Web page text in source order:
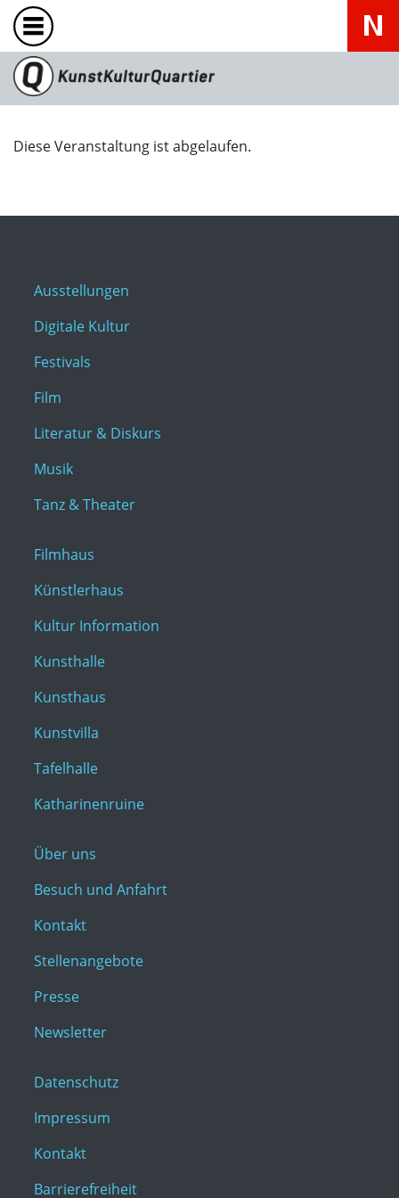
Diese Veranstaltung ist abgelaufen.
Ausstellungen
Digitale Kultur
Festivals
Film
Literatur & Diskurs
Musik
Tanz & Theater
Filmhaus
Künstlerhaus
Kultur Information
Kunsthalle
Kunsthaus
Kunstvilla
Tafelhalle
Katharinenruine
Über uns
Besuch und Anfahrt
Kontakt
Stellenangebote
Presse
Newsletter
Datenschutz
Impressum
Kontakt
Barrierefreiheit